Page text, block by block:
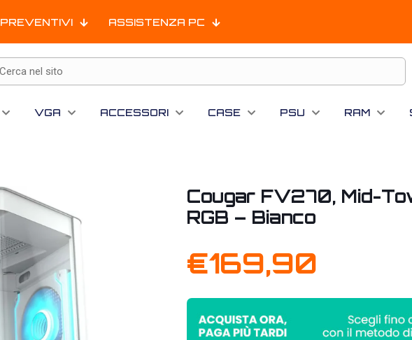
PREVENTIVI ASSISTENZA PC
VGA ACCESSORI CASE PSU RAM
Cougar FV270, Mid-
RGB – Bianco
€169,90